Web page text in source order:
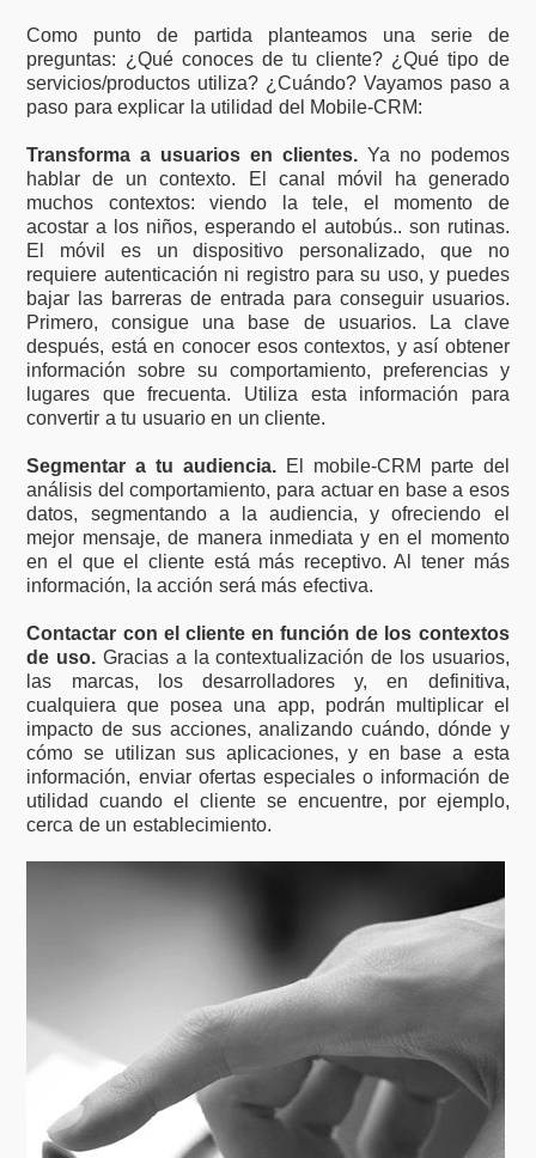
Como punto de partida planteamos una serie de
preguntas: ¿Qué conoces de tu cliente? ¿Qué tipo de
servicios/productos utiliza? ¿Cuándo? Vayamos paso a
paso para explicar la utilidad del Mobile-CRM:
Transforma a usuarios en clientes. Ya no podemos
hablar de un contexto. El canal móvil ha generado
muchos contextos: viendo la tele, el momento de
acostar a los niños, esperando el autobús.. son rutinas.
El móvil es un dispositivo personalizado, que no
requiere autenticación ni registro para su uso, y puedes
bajar las barreras de entrada para conseguir usuarios.
Primero, consigue una base de usuarios. La clave
después, está en conocer esos contextos, y así obtener
información sobre su comportamiento, preferencias y
lugares que frecuenta. Utiliza esta información para
convertir a tu usuario en un cliente.
Segmentar a tu audiencia. El mobile-CRM parte del
análisis del comportamiento, para actuar en base a esos
datos, segmentando a la audiencia, y ofreciendo el
mejor mensaje, de manera inmediata y en el momento
en el que el cliente está más receptivo. Al tener más
información, la acción será más efectiva.
Contactar con el cliente en función de los contextos
de uso. Gracias a la contextualización de los usuarios,
las marcas, los desarrolladores y, en definitiva,
cualquiera que posea una app, podrán multiplicar el
impacto de sus acciones, analizando cuándo, dónde y
cómo se utilizan sus aplicaciones, y en base a esta
información, enviar ofertas especiales o información de
utilidad cuando el cliente se encuentre, por ejemplo,
cerca de un establecimiento.